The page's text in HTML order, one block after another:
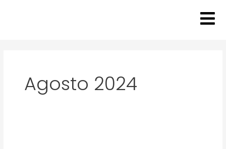
Agosto 2024